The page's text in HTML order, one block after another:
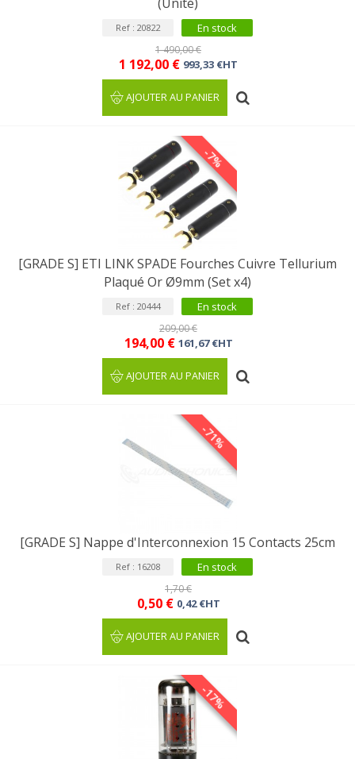
Ref : 20822 En stock
1 192,00 € 993,33 €HT
1 490,00 €
AJOUTER AU PANIER
-7%
[GRADE S] ETI LINK SPADE Fourches Cuivre Tellurium
Plaqué Or Ø9mm (Set x4)
Ref : 20444 En stock
194,00 € 161,67 €HT
209,00 €
AJOUTER AU PANIER
-71%
[GRADE S] Nappe d'Interconnexion 15 Contacts 25cm
Ref : 16208 En stock
0,50 € 0,42 €HT
1,70 €
AJOUTER AU PANIER
-17%